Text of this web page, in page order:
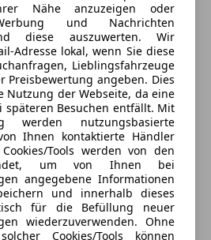
abblendend
Nähe anzuzeigen oder
und Nachrichten
diese auszuwerten. Wir
Adresse lokal, wenn Sie diese
Lieblingsfahrzeuge
Preisbewertung angeben. Dies
Nutzung der Webseite, da eine
späteren Besuchen entfällt. Mit
werden nutzungsbasierte
Ihnen kontaktierte Händler
Tools werden von den
um von Ihnen bei
angegebene Informationen
und innerhalb dieses
für die Befüllung neuer
wiederzuverwenden. Ohne
Cookies/Tools können